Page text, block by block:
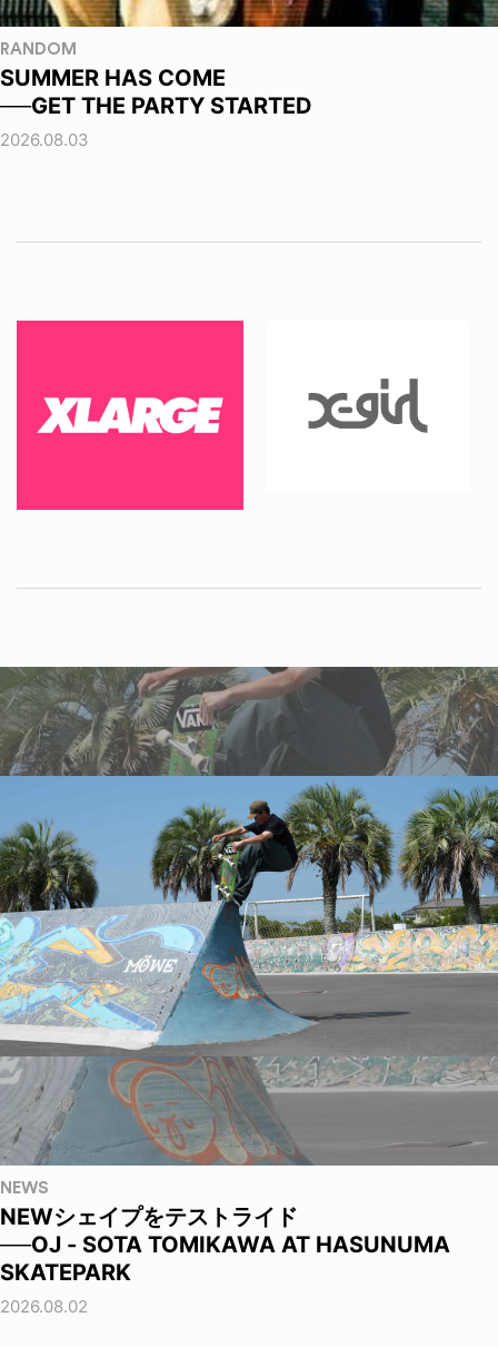
RANDOM
SUMMER HAS COME
──GET THE PARTY STARTED
2026.08.03
NEWS
NEWシェイプをテストライド
──OJ - SOTA TOMIKAWA AT HASUNUMA
SKATEPARK
2026.08.02